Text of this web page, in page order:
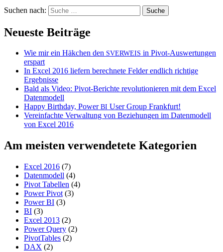
Suchen nach:
Neueste Beiträge
Wie mir ein Häkchen den SVERWEIS in Pivot-Auswertungen
erspart
In Excel 2016 liefern berechnete Felder endlich richtige
Ergebnisse
Bald als Video: Pivot-Berichte revolutionieren mit dem Excel
Datenmodell
Happy Birthday, PowerBI User Group Frankfurt!
Vereinfachte Verwaltung von Beziehungen im Datenmodell
von Excel 2016
Am meisten verwendetete Kategorien
Excel 2016 (7)
Datenmodell (4)
Pivot Tabellen (4)
Power Pivot (3)
Power BI (3)
BI (3)
Excel 2013 (2)
Power Query (2)
PivotTables (2)
DAX (2)